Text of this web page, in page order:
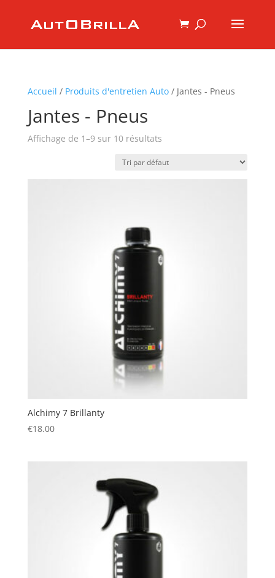
Accueil / Produits d'entretien Auto/ Jantes - Pneus
Jantes - Pneus
Affichage de 1–9 sur 10 résultats
Alchimy 7 Brillanty
€18.00